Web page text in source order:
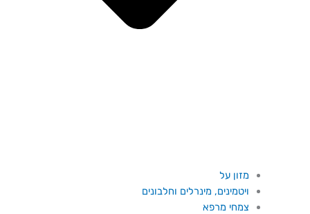
מזון על
ויטמינים, מינרלים וחלבונים
צמחי מרפא